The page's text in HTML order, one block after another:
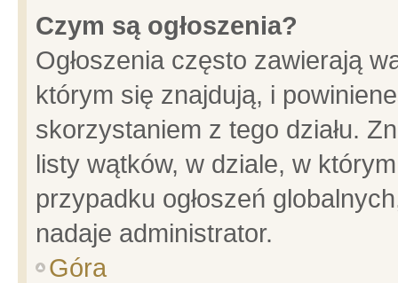
Czym są ogłoszenia?
Ogłoszenia często zawierają
którym się znajdują, i
skorzystaniem z tego działu.
listy wątków, w dziale, w
przypadku ogłoszeń
nadaje administrator.
Góra